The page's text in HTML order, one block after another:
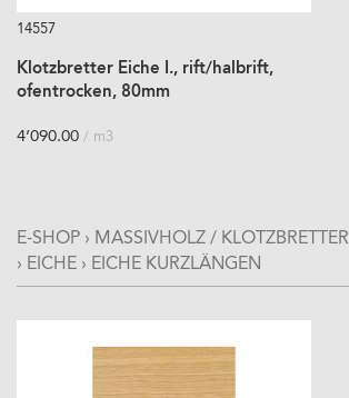
14557
Klotzbretter Eiche I., rift/halbrift,
ofentrocken, 80mm
4’090.00 / m3
E-SHOP › MASSIVHOLZ / KLOTZBRETTER
› EICHE › EICHE KURZLÄNGEN